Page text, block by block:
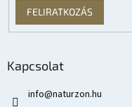
FELIRATKOZÁS
Kapcsolat
info@naturzon.hu